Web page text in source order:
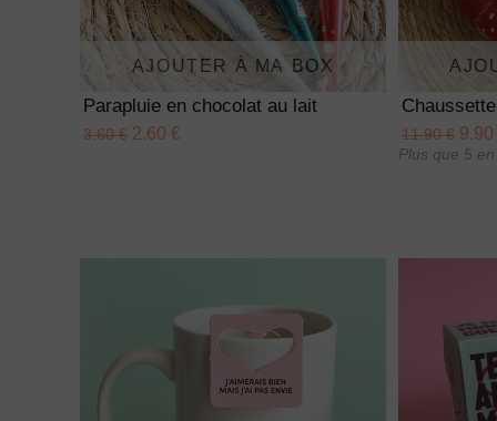
AJOUTER À MA BOX
Parapluie en chocolat au lait
3.60 € 2.60 € 11.90 €9.90
Plus que 5